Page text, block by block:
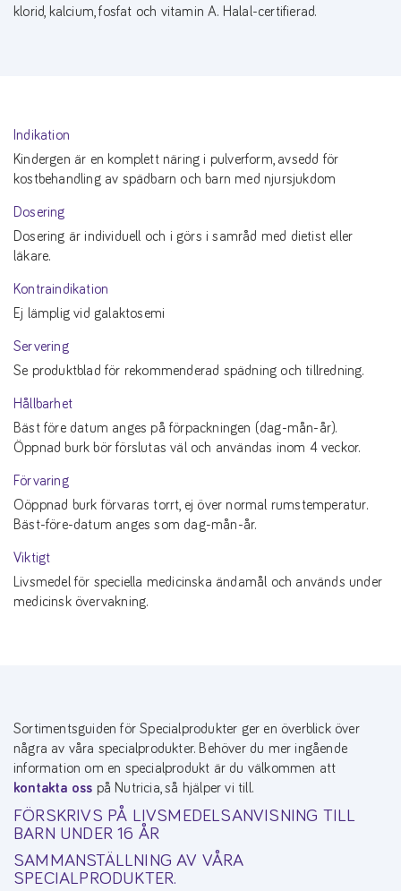
klorid, kalcium, fosfat och vitamin A. Halal-certifierad.
Indikation
Kindergen är en komplett näring i pulverform, avsedd för
kostbehandling av spädbarn och barn med njursjukdom
Dosering
Dosering är individuell och i görs i samråd med dietist eller
läkare.
Kontraindikation
Ej lämplig vid galaktosemi
Servering
Se produktblad för rekommenderad spädning och tillredning.
Hållbarhet
Bäst före datum anges på förpackningen (dag-mån-år).
Öppnad burk bör förslutas väl och användas inom 4 veckor.
Förvaring
Oöppnad burk förvaras torrt, ej över normal rumstemperatur.
Bäst-före-datum anges som dag-mån-år.
Viktigt
Livsmedel för speciella medicinska ändamål och används under
medicinsk övervakning.
Sortimentsguiden för Specialprodukter ger en överblick över
några av våra specialprodukter. Behöver du mer ingående
information om en specialprodukt är du välkommen att
kontakta oss på Nutricia, så hjälper vi till.
FÖRSKRIVS PÅ LIVSMEDELSANVISNING TILL
BARN UNDER 16 ÅR
SAMMANSTÄLLNING AV VÅRA
SPECIALPRODUKTER.